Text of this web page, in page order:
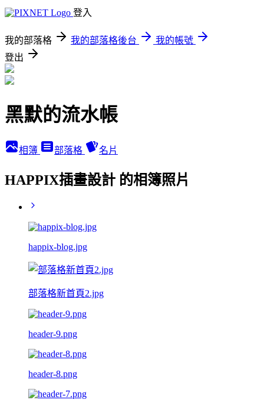
登入
我的部落格 我的部落格後台
我的帳號
登出
黑默的流水帳
相簿 部落格 名片
HAPPIX插畫設計 的相簿照片
happix-blog.jpg
部落格新首頁2.jpg
header-9.png
header-8.png